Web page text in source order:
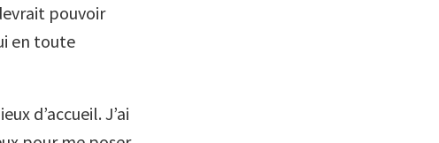
pouvoir
en toute
d’accueil. J’ai